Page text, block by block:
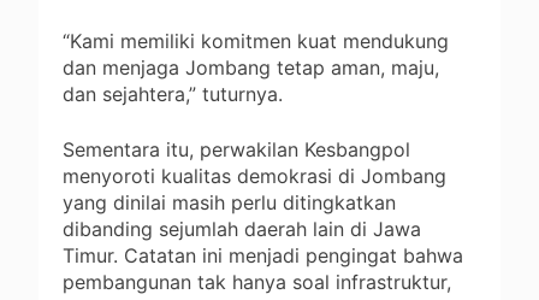
“Kami memiliki komitmen kuat mendukung
dan menjaga Jombang tetap aman, maju,
dan sejahtera,” tuturnya.
Sementara itu, perwakilan Kesbangpol
menyoroti kualitas demokrasi di Jombang
yang dinilai masih perlu ditingkatkan
dibanding sejumlah daerah lain di Jawa
Timur. Catatan ini menjadi pengingat bahwa
pembangunan tak hanya soal infrastruktur,